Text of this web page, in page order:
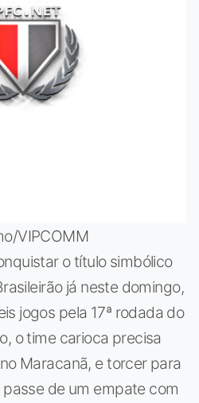
VIPCOMM
o título simbólico
já neste domingo,
jogos pela 17ª rodada do
o time carioca precisa
Maracanã, e torcer para
de um empate com